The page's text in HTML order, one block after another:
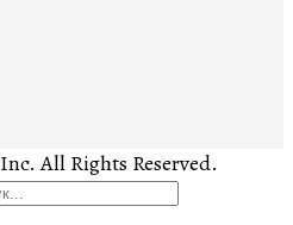
All Rights Reserved.